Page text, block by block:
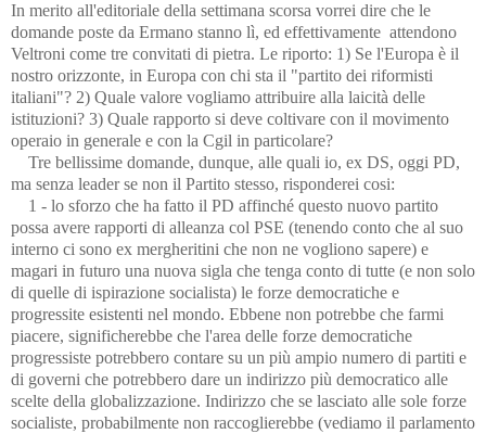
In merito all'editoriale della settimana scorsa vorrei dire che le
domande poste da Ermano stanno lì, ed effettivamente attendono
Veltroni come tre convitati di pietra. Le riporto: 1) Se l'Europa è il
nostro orizzonte, in Europa con chi sta il "partito dei riformisti
italiani"? 2) Quale valore vogliamo attribuire alla laicità delle
istituzioni? 3) Quale rapporto si deve coltivare con il movimento
operaio in generale e con la Cgil in particolare?
Tre bellissime domande, dunque, alle quali io, ex DS, oggi PD,
ma senza leader se non il Partito stesso, risponderei cosi:
1 - lo sforzo che ha fatto il PD affinché questo nuovo partito
possa avere rapporti di alleanza col PSE (tenendo conto che al suo
interno ci sono ex mergheritini che non ne vogliono sapere) e
magari in futuro una nuova sigla che tenga conto di tutte (e non solo
di quelle di ispirazione socialista) le forze democratiche e
progressite esistenti nel mondo. Ebbene non potrebbe che farmi
piacere, significherebbe che l'area delle forze democratiche
progressiste potrebbero contare su un più ampio numero di partiti e
di governi che potrebbero dare un indirizzo più democratico alle
scelte della globalizzazione. Indirizzo che se lasciato alle sole forze
socialiste, probabilmente non raccoglierebbe (vediamo il parlamento